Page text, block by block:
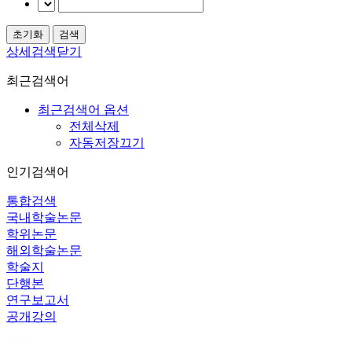
상세검색닫기
최근검색어
최근검색어 옵션
전체삭제
자동저장끄기
인기검색어
통합검색
국내학술논문
학위논문
해외학술논문
학술지
단행본
연구보고서
공개강의